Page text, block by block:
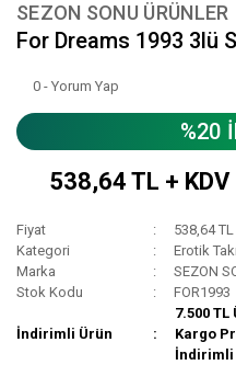
SEZON SONU ÜRÜNLER
For Dreams 1993 3lü
0 - Yorum Yap
%20
538,64 TL + KDV
Fiyat
538,64
Kategori
Erotik
Marka
SEZON
Stok Kodu
FOR1993
İndirimli Ürün
7.500
Kargo
İndirimli